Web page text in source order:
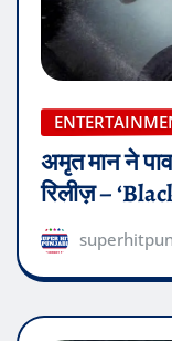
अमृत मान ने
रिलीज़ –